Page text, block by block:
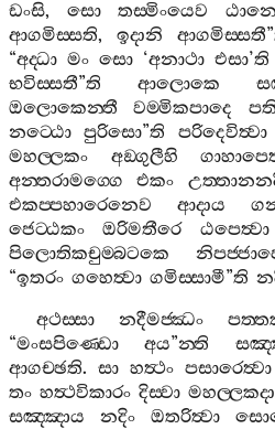
ඩංසි, සො තස‍්මිංයෙව ඨානෙ
ආගමිස‍්සති, ඉදානි ආගමිස‍්සතී”
“අද‍්ධා මං සො ‘අනාථා එසා’ති
භවිස‍්සතී”ති ආලොකෙ
ඔලොකෙන‍්තී
වම‍්මිකපාදෙ
නට‍්ඨො පුරිසො”ති පරිදෙවිත්‍වා
මහල‍්ලකං
අඞ‍්ගුලීහි
අන‍්තරාමග‍්ගෙ
එකං
එකප‍්පහාරෙනෙව
ආදාය
ජෙට‍්ඨකං
ඔරිමතීරෙ ඨපෙත්‍වා
පිලොතිකචුම‍්බටකෙ
“ඉතරං ගහෙත්‍වා ගමිස‍්සාමී”ති
අථස‍්සා
නදීමජ‍්ඣං
“මංසපිණ‍්ඩො අය”න‍්ති
ආගච‍්ඡති. සා හත්‍ථං පසාරෙත්‍වා
තං හත්‍ථවිකාරං දිස‍්වා
සඤ‍්ඤාය
නදිං ඔතරිත්‍වා